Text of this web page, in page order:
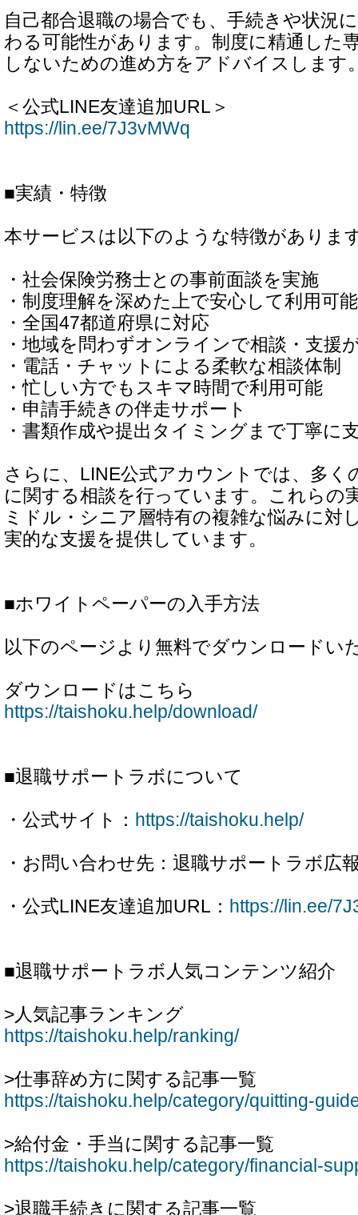
自己都合退職の場合でも、手続きや状況
わる可能性があります。制度に精通した
しないための進め方をアドバイスします
＜公式LINE友達追加URL＞
https://lin.ee/7J3vMWq
■実績・特徴
本サービスは以下のような特徴がありま
・社会保険労務士との事前面談を実施
・制度理解を深めた上で安心して利用可能
・全国47都道府県に対応
・地域を問わずオンラインで相談・支援
・電話・チャットによる柔軟な相談体制
・忙しい方でもスキマ時間で利用可能
・申請手続きの伴走サポート
・書類作成や提出タイミングまで丁寧に
さらに、LINE公式アカウントでは、多く
に関する相談を行っています。これらの
ミドル・シニア層特有の複雑な悩みに対
実的な支援を提供しています。
■ホワイトペーパーの入手方法
以下のページより無料でダウンロードい
ダウンロードはこちら
https://taishoku.help/download/
■退職サポートラボについて
・公式サイト： https://taishoku.help/
・お問い合わせ先：退職サポートラボ広
・公式LINE友達追加URL： https://lin.ee/
■退職サポートラボ人気コンテンツ紹介
>人気記事ランキング
https://taishoku.help/ranking/
>仕事辞め方に関する記事一覧
https://taishoku.help/category/quitting-
>給付金・手当に関する記事一覧
https://taishoku.help/category/financial-
>退職手続きに関する記事一覧